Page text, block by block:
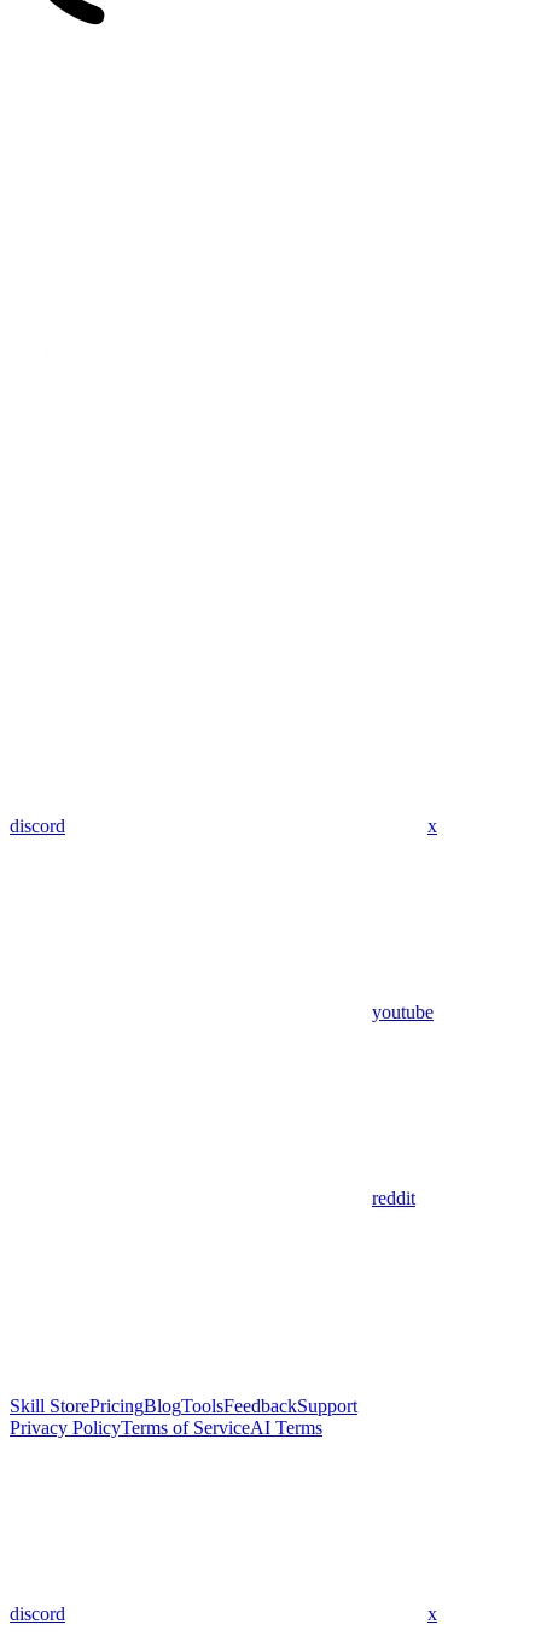
discord x
youtube
reddit
Skill StorePricingBlogToolsFeedbackSupport
Privacy PolicyTerms of ServiceAI Terms
discord x